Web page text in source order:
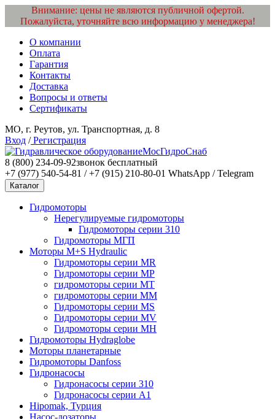
Внимание: цены не являются публичной офертой.
Пожалуйста, уточняйте всю информацию у менеджера!
О компании
Оплата
Гарантия
Контакты
Доставка
Вопросы и ответы
Сертификаты
МО, г. Реутов, ул. Транспортная, д. 8
Вход /Регистрация
МосГидроСнаб
8 (800) 234-09-92звонок бесплатный
+7 (977) 540-54-81 / +7 (915) 210-80-01 WhatsApp / Telegram
Каталог
Гидромоторы
Нерегулируемые гидромоторы
Гидромоторы серии 310
Гидромоторы МГП
Моторы M+S Hydraulic
Гидромоторы серии MR
Гидромоторы серии MP
гидромоторы серии MT
гидромоторы серии MM
Гидромоторы серии MS
Гидромоторы серии MV
Гидромоторы серии MH
Гидромоторы Hydraglobe
Моторы планетарные
Гидромоторы Danfoss
Гидронасосы
Гидронасосы серии 310
Гидронасосы серии А1
Hipomak, Турция
Насос-дозаторы